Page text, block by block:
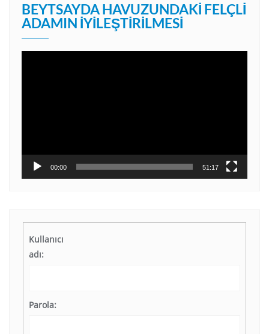
BEYTSAYDA HAVUZUNDAKI FELÇLI
ADAMIN İYILEŞTIRILMESI
00:00 51:17
Kullanıcı
adı:
Parola: